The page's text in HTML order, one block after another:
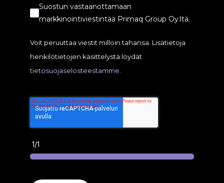
Suostun vastaanottamaan
markkinointiviestintää Primaq Group Oy:ltä.
Voit peruuttaa viestit milloin tahansa. Lisätietoja
henkilötietojen käsittelystä löydät
tietosuojaselosteestamme
1/1